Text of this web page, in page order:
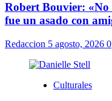
Robert Bouvier: «No
fue un asado con
Redaccion 5 agosto, 2026 0
Culturales